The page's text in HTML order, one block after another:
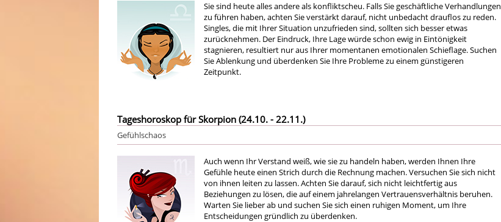
Sie sind heute alles andere als konfliktscheu. Falls Sie geschäftliche Verhandlungen
zu führen haben, achten Sie verstärkt darauf, nicht unbedacht drauflos zu reden.
Singles, die mit Ihrer Situation unzufrieden sind, sollten sich besser etwas
zurücknehmen. Der Eindruck, Ihre Lage würde schon ewig in Eintönigkeit
stagnieren, resultiert nur aus Ihrer momentanen emotionalen Schieflage. Suchen
Sie Ablenkung und überdenken Sie Ihre Probleme zu einem günstigeren
Zeitpunkt.
Tageshoroskop für Skorpion (24.10. - 22.11.)
Gefühlschaos
Auch wenn Ihr Verstand weiß, wie sie zu handeln haben, werden Ihnen Ihre
Gefühle heute einen Strich durch die Rechnung machen. Versuchen Sie sich nicht
von ihnen leiten zu lassen. Achten Sie darauf, sich nicht leichtfertig aus
Beziehungen zu lösen, die auf einem jahrelangen Vertrauensverhältnis beruhen.
Warten Sie lieber ab und suchen Sie sich einen ruhigen Moment, um Ihre
Entscheidungen gründlich zu überdenken.